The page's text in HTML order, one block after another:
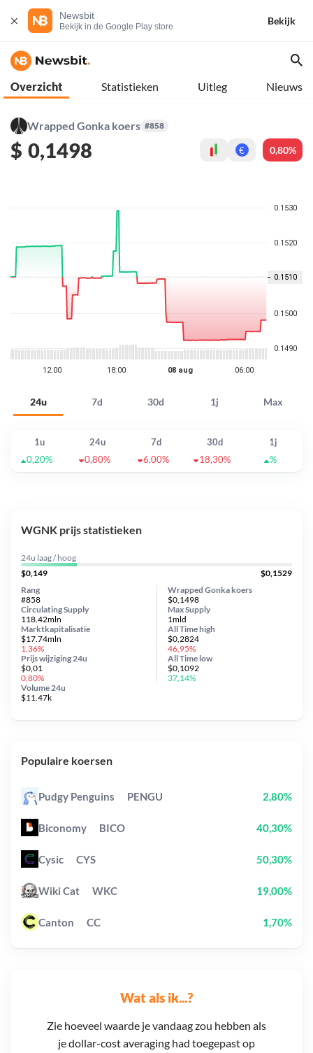
Newsbit
Bekijk in de Google Play store
Bekijk
Overzicht Statistieken Uitleg Nieuws
Wrapped Gonka koers #858
$ 0,1498 € 0,80%
24u 7d 30d 1j Max
1u 24u 7d 30d
1j
0,20%
0,80% 6,00% 18,30% %
Wat als ik...?
Zie hoeveel waarde je vandaag zou hebben als
je dollar-cost averaging had toegepast op
WGNK prijs statistieken
24u laag / hoog
$0,149
$0,1529
Wrapped Gonka koers
$0,1498
Circulating Supply
118.42mln
Prijs wijziging24u
$0,01
0,80%
Max Supply
1mld
Marktkapitalisatie
$17.74mln
1,36%
Volume 24u
$11.47k
Rang
#858
All Timehigh
$0,2824
46,95%
All Time low
$0,1092
37,14%
Populaire koersen
Pudgy Penguins PENGU 2,80%
Biconomy BICO 40,30%
Cysic CYS 50,30%
Wiki Cat WKC 19,00%
Canton CC 1,70%